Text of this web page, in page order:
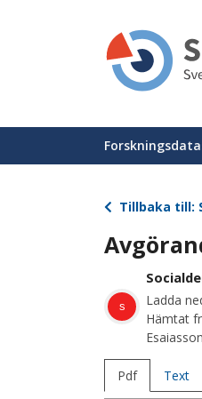
Huvudmeny
Tillbaka till:
s Ladda
Hämtat
Pdf Text